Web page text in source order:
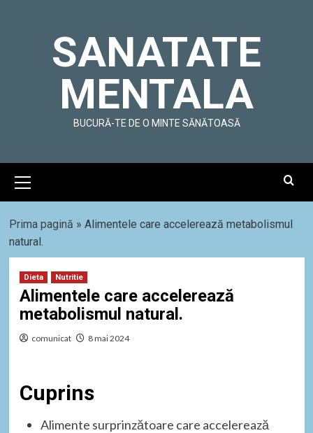
SANATATE
MENTALA
BUCURĂ-TE DE O MINTE SĂNĂTOASĂ
Menu
Prima pagină » Alimentele care accelerează metabolismul
natural.
Dieta Nutritie
Alimentele care accelerează
metabolismul natural.
comunicat 8 mai 2024
Cuprins
Alimente surprinzătoare care accelerează